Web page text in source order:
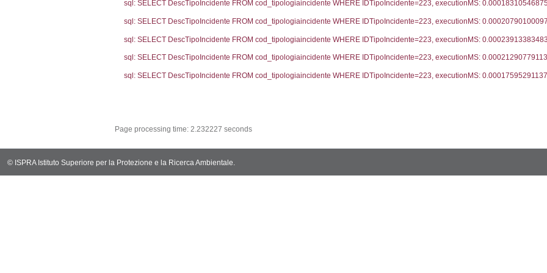
(f_territori_limitrofi.IDTipologiaTerritorio =
WHERE (((f_territori_limitrofi.IDNotifica)=5560) AND
sql: SELECT f_territori_limitrofi.Distanza,
sql: SELECT reg_f_territori_limitrofi.Distanza,
(reg_f_territori_limitrofi.IDTipologiaTerritorio =